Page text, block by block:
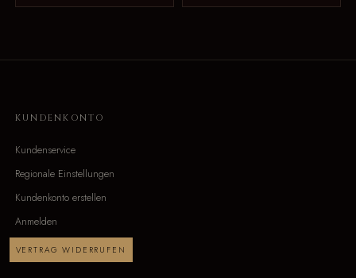
KUNDENKONTO
Kundenservice
Regionale Einstellungen
Kundenkonto erstellen
Anmelden
VERTRAG WIDERRUFEN